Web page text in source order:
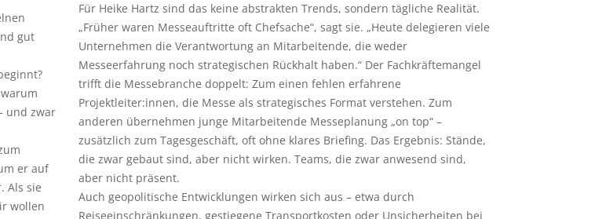
gut
und zwar
er auf
Als sie
wollen
Für Heike Hartz sind das keine abstrakten Trends, sondern tägliche Realität.
„Früher waren Messeauftritte oft Chefsache“, sagt sie. „Heute delegieren viele
Unternehmen die Verantwortung an Mitarbeitende, die weder
Messeerfahrung noch strategischen Rückhalt haben.“ Der Fachkräftemangel
trifft die Messebranche doppelt: Zum einen fehlen erfahrene
Projektleiter:innen, die Messe als strategisches Format verstehen. Zum
anderen übernehmen junge Mitarbeitende Messeplanung „on top“ –
zusätzlich zum Tagesgeschäft, oft ohne klares Briefing. Das Ergebnis: Stände,
die zwar gebaut sind, aber nicht wirken. Teams, die zwar anwesend sind,
aber nicht präsent.
Auch geopolitische Entwicklungen wirken sich aus – etwa durch
Reiseeinschränkungen, gestiegene Transportkosten oder Unsicherheiten bei